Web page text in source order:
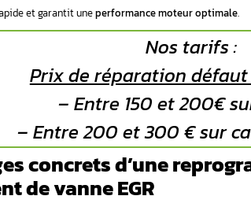
️Surconsommation de carburantdurable.
Perte progressive de puissance et
Dégradation d’autres composantsdu
Ne prenez pas de risques ! Une
3. Comment se
reprogrammation exige précision et